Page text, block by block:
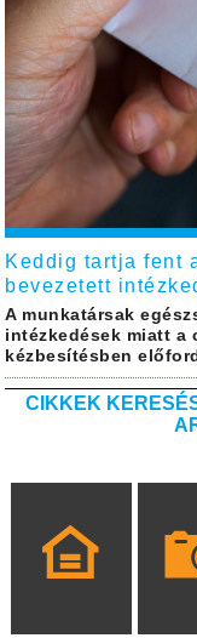
Keddig tartja fent
bevezetett
A munkatársak
intézkedések miatt a
kézbesítésben
CIKKEK